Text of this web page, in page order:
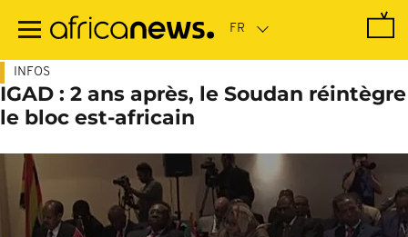
contenu
INFOS
IGAD : 2 ans après, le Soudan réintègre
le bloc est-africain